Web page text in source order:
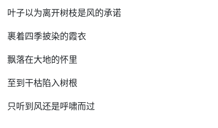
叶子以为离开树枝是风的承诺
裹着四季披染的霞衣
飘落在大地的怀里
至到干枯陷入树根
只听到风还是呼啸而过